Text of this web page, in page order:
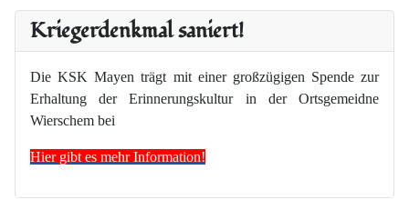
Kriegerdenkmal saniert!
Die KSK Mayen trägt mit einer großzügigen Spende zur
Erhaltung der Erinnerungskultur in der Ortsgemeidne
Wierschem bei
Hier gibt es mehr Information!